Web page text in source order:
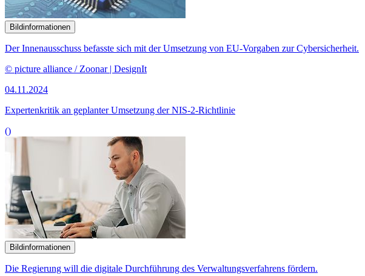
Bildinformationen
Der Innenausschuss befasste sich mit der Umsetzung von EU-Vorgaben zur Cybersicherheit.
© picture alliance / Zoonar | DesignIt
04.11.2024
Expertenkritik an geplanter Umsetzung der NIS-2-Richtlinie
()
Bildinformationen
Die Regierung will die digitale Durchführung des Verwaltungsverfahrens fördern.